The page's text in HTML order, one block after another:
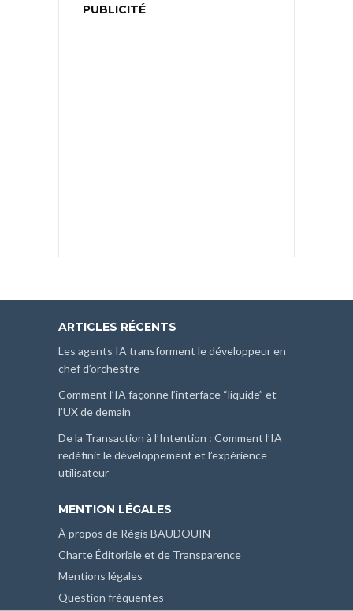
PUBLICITÉ
ARTICLES RÉCENTS
Les agents IA transforment le développeur en
chef d’orchestre
Comment l’IA façonne l’interface “liquide” et
l’UX de demain
De la Transaction à l’Intention : Comment l’IA
redéfinit le développement et l’expérience
utilisateur
MENTION LÉGALES
À propos de Régis BAUDOUIN
Charte Éditoriale et de Transparence
Mentions légales
Question fréquentes